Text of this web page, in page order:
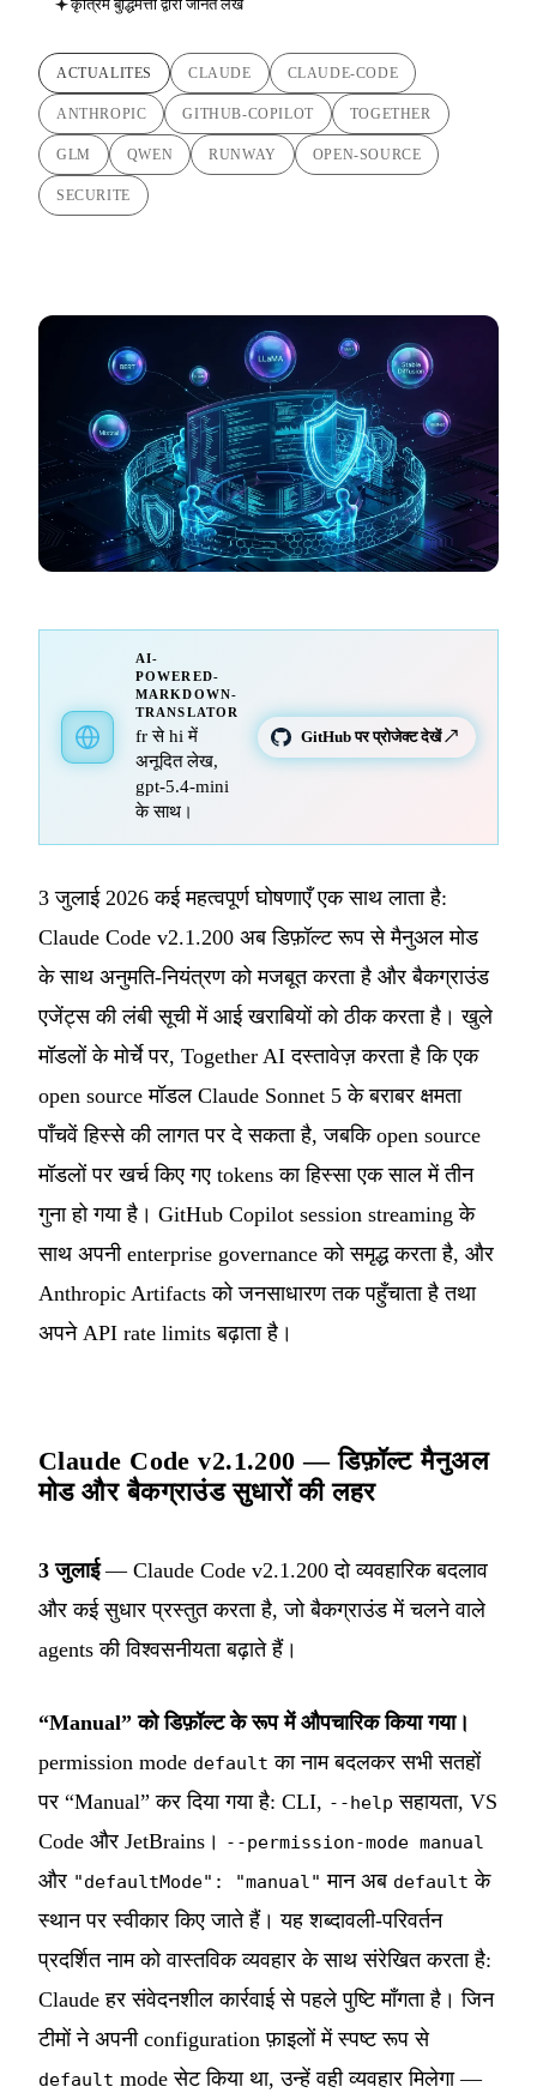
कृत्रिम बुद्धिमत्ता द्वारा जनित लेख
ACTUALITES CLAUDE CLAUDE-CODE
ANTHROPIC GITHUB-COPILOT TOGETHER
GLM QWEN RUNWAY OPEN-SOURCE
SECURITE
AI-
POWERED-
MARKDOWN-
TRANSLATOR
fr से hi में
अनूदित लेख,
gpt-5.4-mini
के साथ।
GitHub पर प्रोजेक्ट देखें ↗
3 जुलाई 2026 कई महत्वपूर्ण घोषणाएँ एक साथ लाता है:
Claude Code v2.1.200 अब डिफ़ॉल्ट रूप से मैनुअल मोड
के साथ अनुमति-नियंत्रण को मजबूत करता है और बैकग्राउंड
एजेंट्स की लंबी सूची में आई खराबियों को ठीक करता है। खुले
मॉडलों के मोर्चे पर, Together AI दस्तावेज़ करता है कि एक
open source मॉडल Claude Sonnet 5 के बराबर क्षमता
पाँचवें हिस्से की लागत पर दे सकता है, जबकि open source
मॉडलों पर खर्च किए गए tokens का हिस्सा एक साल में तीन
गुना हो गया है। GitHub Copilot session streaming के
साथ अपनी enterprise governance को समृद्ध करता है, और
Anthropic Artifacts को जनसाधारण तक पहुँचाता है तथा
अपने API rate limits बढ़ाता है।
Claude Code v2.1.200 — डिफ़ॉल्ट मैनुअल
मोड और बैकग्राउंड सुधारों की लहर
3 जुलाई— Claude Code v2.1.200 दो व्यवहारिक बदलाव
और कई सुधार प्रस्तुत करता है, जो बैकग्राउंड में चलने वाले
agents की विश्वसनीयता बढ़ाते हैं।
“Manual” को डिफ़ॉल्ट के रूप में औपचारिक किया गया।
permission mode default का नाम बदलकर सभी सतहों
पर “Manual” कर दिया गया है: CLI, --help सहायता, VS
Code और JetBrains।
--permission-mode manual
और "defaultMode": "manual" मान अब default के
स्थान पर स्वीकार किए जाते हैं। यह शब्दावली-परिवर्तन
प्रदर्शित नाम को वास्तविक व्यवहार के साथ संरेखित करता है:
Claude हर संवेदनशील कार्रवाई से पहले पुष्टि माँगता है। जिन
टीमों ने अपनी configuration फ़ाइलों में स्पष्ट रूप से
default mode सेट किया था, उन्हें वही व्यवहार मिलेगा —